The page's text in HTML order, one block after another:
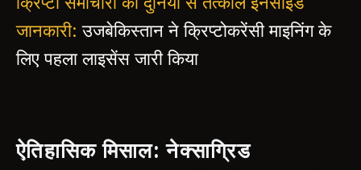
जानकारी:उजबेकिस्तान ने क्रिप्टोकरेंसी माइनिंग के
लिए पहला लाइसेंस जारी किया
ऐतिहासिक मिसाल: नेक्साग्रिड